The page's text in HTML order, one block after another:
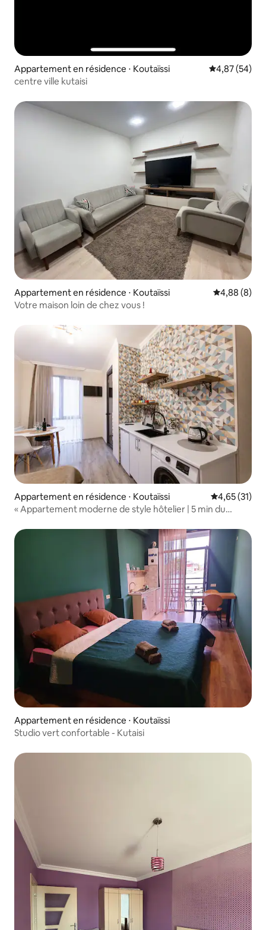
Appartement en résidence ⋅ Koutaïssi Évaluation
4,87 (54)
centre ville kutaisi
Appartement en résidence ⋅ Koutaïssi Évaluation
4,88 (8)
Votre maison loin de chez vous !
Appartement en résidence ⋅ Koutaïssi Évaluation
4,65 (31)
« Appartement moderne de style hôtelier | 5 min du
Appartement en résidence ⋅ Koutaïssi
Studio vert confortable - Kutaisi